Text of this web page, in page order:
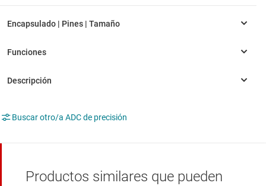
Buscar otro/a ADC de precisión
Productos similares que pueden